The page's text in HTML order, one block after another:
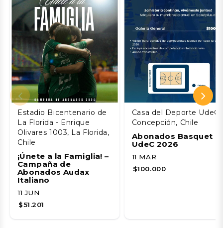
Estadio Bicentenario de
La Florida - Enrique
Olivares 1003, La Florida,
Chile
¡Únete a la Famiglia! –
Campaña de
Abonados Audax
Italiano
11 JUN
$51.201
Casa del Deporte UdeC,
Concepción, Chile
Abonados Basquet
UdeC 2026
11 MAR
$100.000